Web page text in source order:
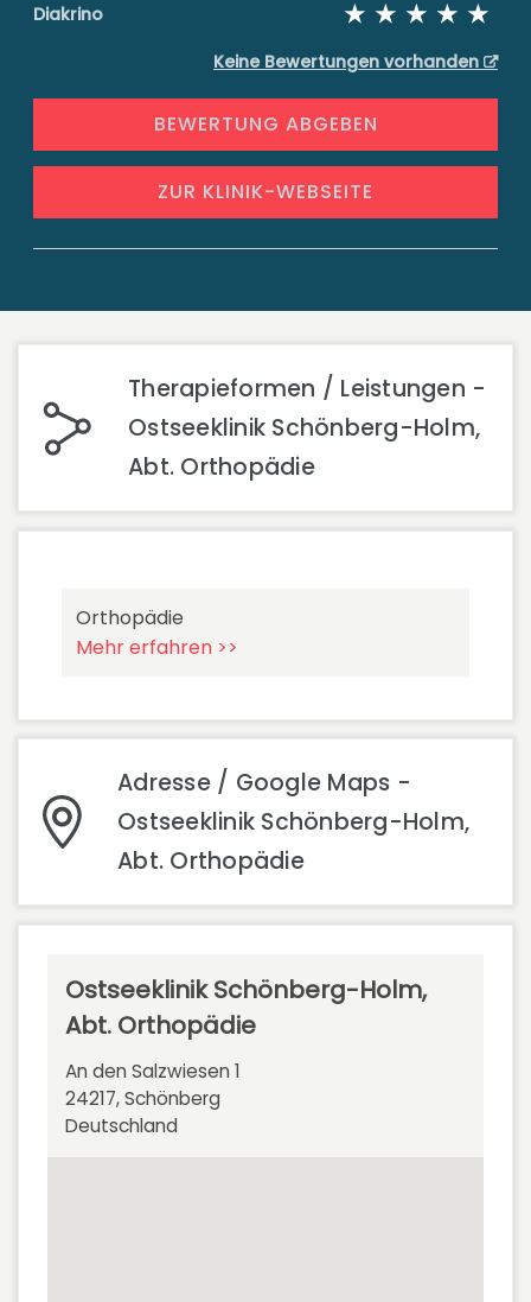
Diakrino
Keine Bewertungen vorhanden
BEWERTUNG ABGEBEN
ZUR KLINIK-WEBSEITE
Therapieformen / Leistungen -
Ostseeklinik Schönberg-Holm,
Abt. Orthopädie
Orthopädie
Mehr erfahren >>
Adresse / Google Maps -
Ostseeklinik Schönberg-Holm,
Abt. Orthopädie
Ostseeklinik Schönberg-Holm,
Abt. Orthopädie
An den Salzwiesen 1
24217, Schönberg
Deutschland